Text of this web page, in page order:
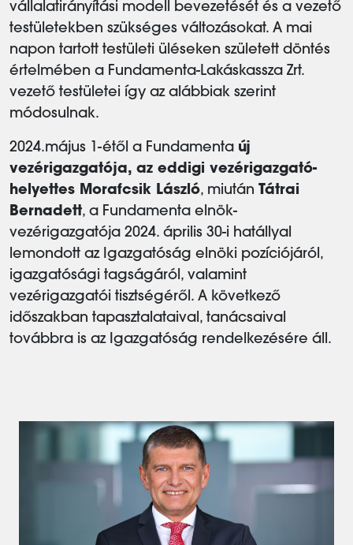
vállalatirányítási modell bevezetését és a vezető
testületekben szükséges változásokat. A mai
napon tartott testületi üléseken született döntés
értelmében a Fundamenta-Lakáskassza Zrt.
vezető testületei így az alábbiak szerint
módosulnak.
2024.május 1-étől a Fundamenta új
vezérigazgatója, az eddigi vezérigazgató-
helyettes Morafcsik László, miután Tátrai
Bernadett, a Fundamenta elnök-
vezérigazgatója 2024. április 30-i hatállyal
lemondott az Igazgatóság elnöki pozíciójáról,
igazgatósági tagságáról, valamint
vezérigazgatói tisztségéről. A következő
időszakban tapasztalataival, tanácsaival
továbbra is az Igazgatóság rendelkezésére áll.